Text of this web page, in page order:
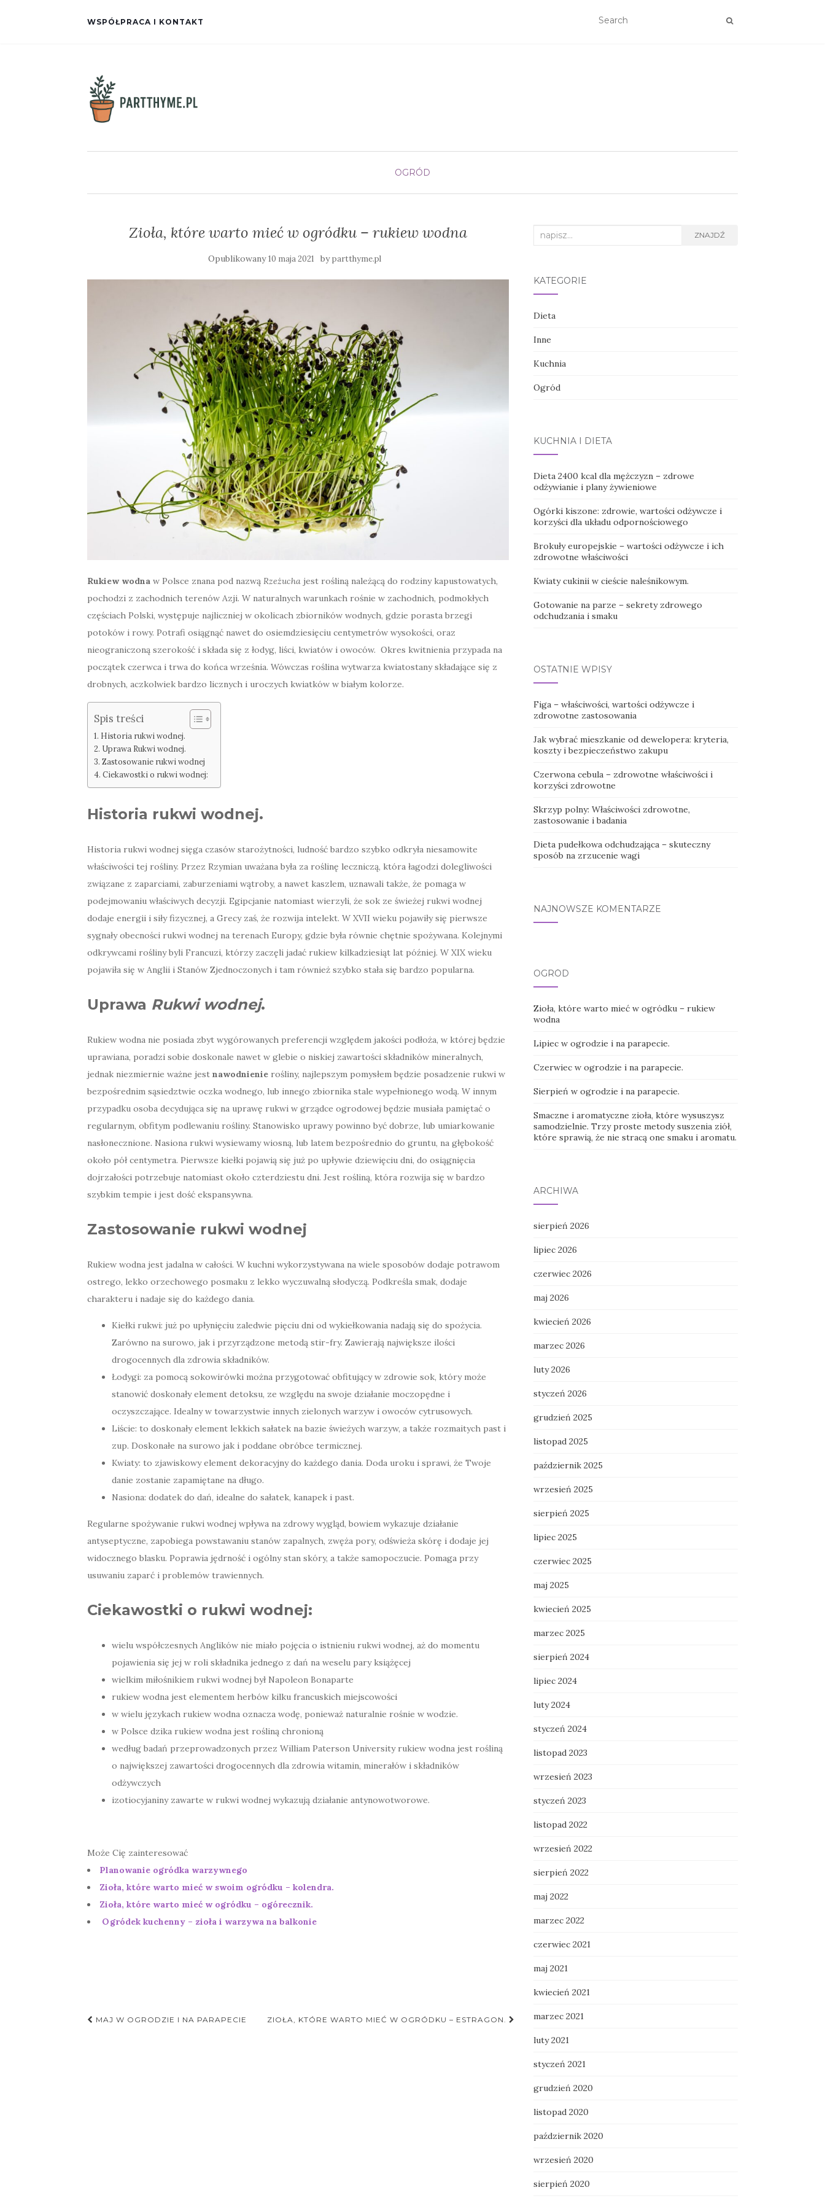
WSPÓŁPRACA I KONTAKT
OGRÓD
Zioła, które warto mieć w ogródku – rukiew wodna
Opublikowany10 maja 2021 bypartthyme.pl
Rukiew wodna w Polsce znana pod nazwą Rzeżucha jest rośliną należącą do rodziny kapustowatych,
pochodzi z zachodnich terenów Azji. W naturalnych warunkach rośnie w zachodnich, podmokłych
częściach Polski, występuje najliczniej w okolicach zbiorników wodnych, gdzie porasta brzegi
potoków i rowy. Potrafi osiągnąć nawet do osiemdziesięciu centymetrów wysokości, oraz
nieograniczoną szerokość i składa się z łodyg, liści, kwiatów i owoców. Okres kwitnienia przypada na
początek czerwca i trwa do końca września. Wówczas roślina wytwarza kwiatostany składające się z
drobnych, aczkolwiek bardzo licznych i uroczych kwiatków w białym kolorze.
Spis treści
Historia rukwi wodnej.
Uprawa Rukwi wodnej.
Zastosowanie rukwi wodnej
Ciekawostki o rukwi wodnej:
Historia rukwi wodnej.
Historia rukwi wodnej sięga czasów starożytności, ludność bardzo szybko odkryła niesamowite
właściwości tej rośliny. Przez Rzymian uważana była za roślinę leczniczą, która łagodzi dolegliwości
związane z zaparciami, zaburzeniami wątroby, a nawet kaszlem, uznawali także, że pomaga w
podejmowaniu właściwych decyzji. Egipcjanie natomiast wierzyli, że sok ze świeżej rukwi wodnej
dodaje energii i siły fizycznej, a Grecy zaś, że rozwija intelekt. W XVII wieku pojawiły się pierwsze
sygnały obecności rukwi wodnej na terenach Europy, gdzie była równie chętnie spożywana. Kolejnymi
odkrywcami rośliny byli Francuzi, którzy zaczęli jadać rukiew kilkadziesiąt lat później. W XIX wieku
pojawiła się w Anglii i Stanów Zjednoczonych i tam również szybko stała się bardzo popularna.
Uprawa Rukwi wodnej.
Rukiew wodna nie posiada zbyt wygórowanych preferencji względem jakości podłoża, w której będzie
uprawiana, poradzi sobie doskonale nawet w glebie o niskiej zawartości składników mineralnych,
jednak niezmiernie ważne jest nawodnienie rośliny, najlepszym pomysłem będzie posadzenie rukwi w
bezpośrednim sąsiedztwie oczka wodnego, lub innego zbiornika stale wypełnionego wodą. W innym
przypadku osoba decydująca się na uprawę rukwi w grządce ogrodowej będzie musiała pamiętać o
regularnym, obfitym podlewaniu rośliny. Stanowisko uprawy powinno być dobrze, lub umiarkowanie
nasłonecznione. Nasiona rukwi wysiewamy wiosną, lub latem bezpośrednio do gruntu, na głębokość
około pół centymetra. Pierwsze kiełki pojawią się już po upływie dziewięciu dni, do osiągnięcia
dojrzałości potrzebuje natomiast około czterdziestu dni. Jest rośliną, która rozwija się w bardzo
szybkim tempie i jest dość ekspansywna.
Zastosowanie rukwi wodnej
Rukiew wodna jest jadalna w całości. W kuchni wykorzystywana na wiele sposobów dodaje potrawom
ostrego, lekko orzechowego posmaku z lekko wyczuwalną słodyczą. Podkreśla smak, dodaje
charakteru i nadaje się do każdego dania.
Kiełki rukwi: już po upłynięciu zaledwie pięciu dni od wykiełkowania nadają się do spożycia.
Zarówno na surowo, jak i przyrządzone metodą stir-fry. Zawierają największe ilości
drogocennych dla zdrowia składników.
Łodygi: za pomocą sokowirówki można przygotować obfitujący w zdrowie sok, który może
stanowić doskonały element detoksu, ze względu na swoje działanie moczopędne i
oczyszczające. Idealny w towarzystwie innych zielonych warzyw i owoców cytrusowych.
Liście: to doskonały element lekkich sałatek na bazie świeżych warzyw, a także rozmaitych past i
zup. Doskonałe na surowo jak i poddane obróbce termicznej.
Kwiaty: to zjawiskowy element dekoracyjny do każdego dania. Doda uroku i sprawi, że Twoje
danie zostanie zapamiętane na długo.
Nasiona: dodatek do dań, idealne do sałatek, kanapek i past.
Regularne spożywanie rukwi wodnej wpływa na zdrowy wygląd, bowiem wykazuje działanie
antyseptyczne, zapobiega powstawaniu stanów zapalnych, zwęża pory, odświeża skórę i dodaje jej
widocznego blasku. Poprawia jędrność i ogólny stan skóry, a także samopoczucie. Pomaga przy
usuwaniu zaparć i problemów trawiennych.
Ciekawostki o rukwi wodnej:
wielu współczesnych Anglików nie miało pojęcia o istnieniu rukwi wodnej, aż do momentu
pojawienia się jej w roli składnika jednego z dań na weselu pary książęcej
wielkim miłośnikiem rukwi wodnej był Napoleon Bonaparte
rukiew wodna jest elementem herbów kilku francuskich miejscowości
w wielu językach rukiew wodna oznacza wodę, ponieważ naturalnie rośnie w wodzie.
w Polsce dzika rukiew wodna jest rośliną chronioną
według badań przeprowadzonych przez William Paterson University rukiew wodna jest rośliną
o największej zawartości drogocennych dla zdrowia witamin, minerałów i składników
odżywczych
izotiocyjaniny zawarte w rukwi wodnej wykazują działanie antynowotworowe.
Może Cię zainteresować
Planowanie ogródka warzywnego
Zioła, które warto mieć w swoim ogródku – kolendra.
Zioła, które warto mieć w ogródku – ogórecznik.
Ogródek kuchenny – zioła i warzywa na balkonie
Nawigacja
MAJ W OGRODZIE I NA PARAPECIE ZIOŁA, KTÓRE WARTO MIEĆ W OGRÓDKU – ESTRAGON.
Search
ZNAJDŹ
KATEGORIE
Dieta
Inne
Kuchnia
Ogród
KUCHNIA I DIETA
Dieta 2400 kcal dla mężczyzn – zdrowe
odżywianie i plany żywieniowe
Ogórki kiszone: zdrowie, wartości odżywcze i
korzyści dla układu odpornościowego
Brokuły europejskie – wartości odżywcze i ich
zdrowotne właściwości
Kwiaty cukinii w cieście naleśnikowym.
Gotowanie na parze – sekrety zdrowego
odchudzania i smaku
OSTATNIE WPISY
Figa – właściwości, wartości odżywcze i
zdrowotne zastosowania
Jak wybrać mieszkanie od dewelopera: kryteria,
koszty i bezpieczeństwo zakupu
Czerwona cebula – zdrowotne właściwości i
korzyści zdrowotne
Skrzyp polny: Właściwości zdrowotne,
zastosowanie i badania
Dieta pudełkowa odchudzająca – skuteczny
sposób na zrzucenie wagi
NAJNOWSZE KOMENTARZE
OGRÓD
Zioła, które warto mieć w ogródku – rukiew
wodna
Lipiec w ogrodzie i na parapecie.
Czerwiec w ogrodzie i na parapecie.
Sierpień w ogrodzie i na parapecie.
Smaczne i aromatyczne zioła, które wysuszysz
samodzielnie. Trzy proste metody suszenia ziół,
które sprawią, że nie stracą one smaku i aromatu.
ARCHIWA
sierpień 2026
lipiec 2026
czerwiec 2026
maj 2026
kwiecień 2026
marzec 2026
luty 2026
styczeń 2026
grudzień 2025
listopad 2025
październik 2025
wrzesień 2025
sierpień 2025
lipiec 2025
czerwiec 2025
maj 2025
kwiecień 2025
marzec 2025
sierpień 2024
lipiec 2024
luty 2024
styczeń 2024
listopad 2023
wrzesień 2023
styczeń 2023
listopad 2022
wrzesień 2022
sierpień 2022
maj 2022
marzec 2022
czerwiec 2021
maj 2021
kwiecień 2021
marzec 2021
luty 2021
styczeń 2021
grudzień 2020
listopad 2020
październik 2020
wrzesień 2020
sierpień 2020